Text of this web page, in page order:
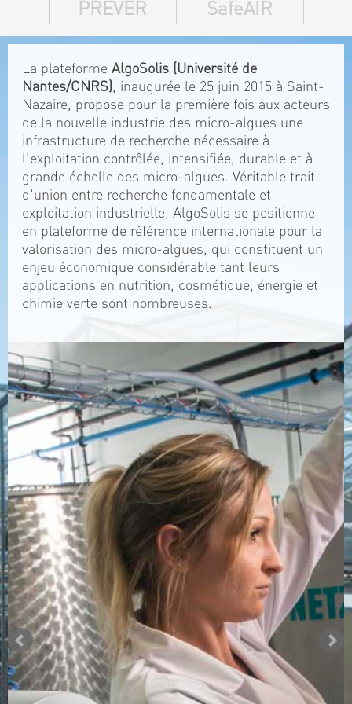
PREVER SafeAIR
La plateforme AlgoSolis (Université de
Nantes/CNRS), inaugurée le 25 juin 2015 à Saint-
Nazaire, propose pour la première fois aux acteurs
de la nouvelle industrie des micro-algues une
infrastructure de recherche nécessaire à
l'exploitation contrôlée, intensifiée, durable et à
grande échelle des micro-algues. Véritable trait
d'union entre recherche fondamentale et
exploitation industrielle, AlgoSolis se positionne
en plateforme de référence internationale pour la
valorisation des micro-algues, qui constituent un
enjeu économique considérable tant leurs
applications en nutrition, cosmétique, énergie et
chimie verte sont nombreuses.